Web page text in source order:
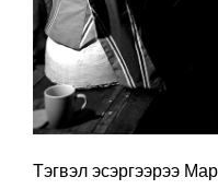
Тэгвэл эсэргээрээ